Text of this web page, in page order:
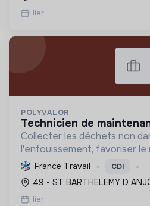
performant...
Hier
POLYVALOR
technicien de
Collecter les déchets non
l'enfouissement, favoriser le
valorisation, et préserver les
naturelles, contribuant ainsi
et à la t...
France Travail CDI
49 - ST BARTHELEMY D
Hier